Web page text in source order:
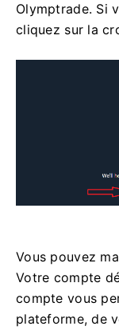
Olymptrade. Si
cliquez sur la
Vous pouvez
Votre compte
compte vous
plateforme, de